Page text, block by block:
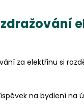
za elektřinu si
na bydlení na